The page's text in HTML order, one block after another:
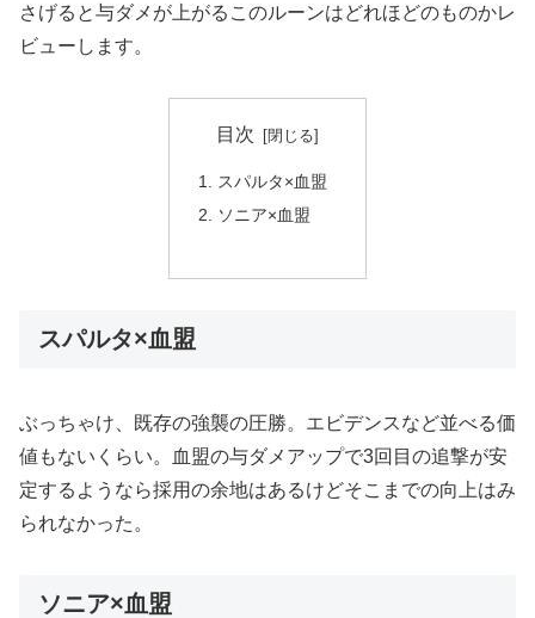
さげると与ダメが上がるこのルーンはどれほどのものかレ
ビューします。
目次
スパルタ×血盟
ソニア×血盟
スパルタ×血盟
ぶっちゃけ、既存の強襲の圧勝。エビデンスなど並べる価
値もないくらい。血盟の与ダメアップで3回目の追撃が安
定するようなら採用の余地はあるけどそこまでの向上はみ
られなかった。
ソニア×血盟